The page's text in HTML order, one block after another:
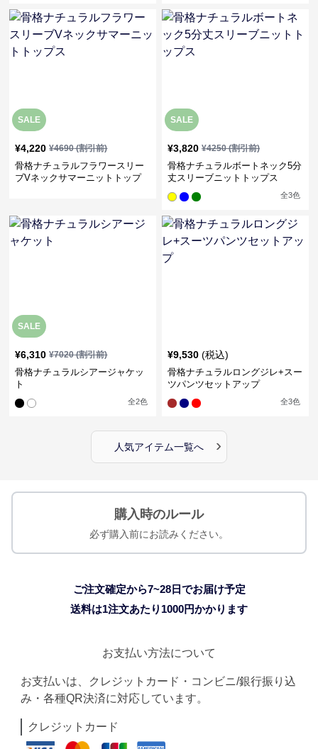
SALE
¥4,220 ¥4690(割引前)
骨格ナチュラルフラワースリー
ブVネックサマーニットトップ
SALE
¥3,820 ¥4250(割引前)
骨格ナチュラルボートネック5分
丈スリーブニットトップス
全3色
SALE
¥6,310 ¥7020(割引前)
骨格ナチュラルシアージャケッ
ト
全2色
¥9,530 (税込)
骨格ナチュラルロングジレ+スー
ツパンツセットアップ
全3色
人気アイテム一覧へ ›
購入時のルール
必ず購入前にお読みください。
ご注文確定から7~28日でお届け予定
送料は1注文あたり 1000円かかります
お支払い方法について
お支払いは、クレジットカード・コンビニ/銀行振り込
み・各種QR決済に対応しています。
クレジットカード